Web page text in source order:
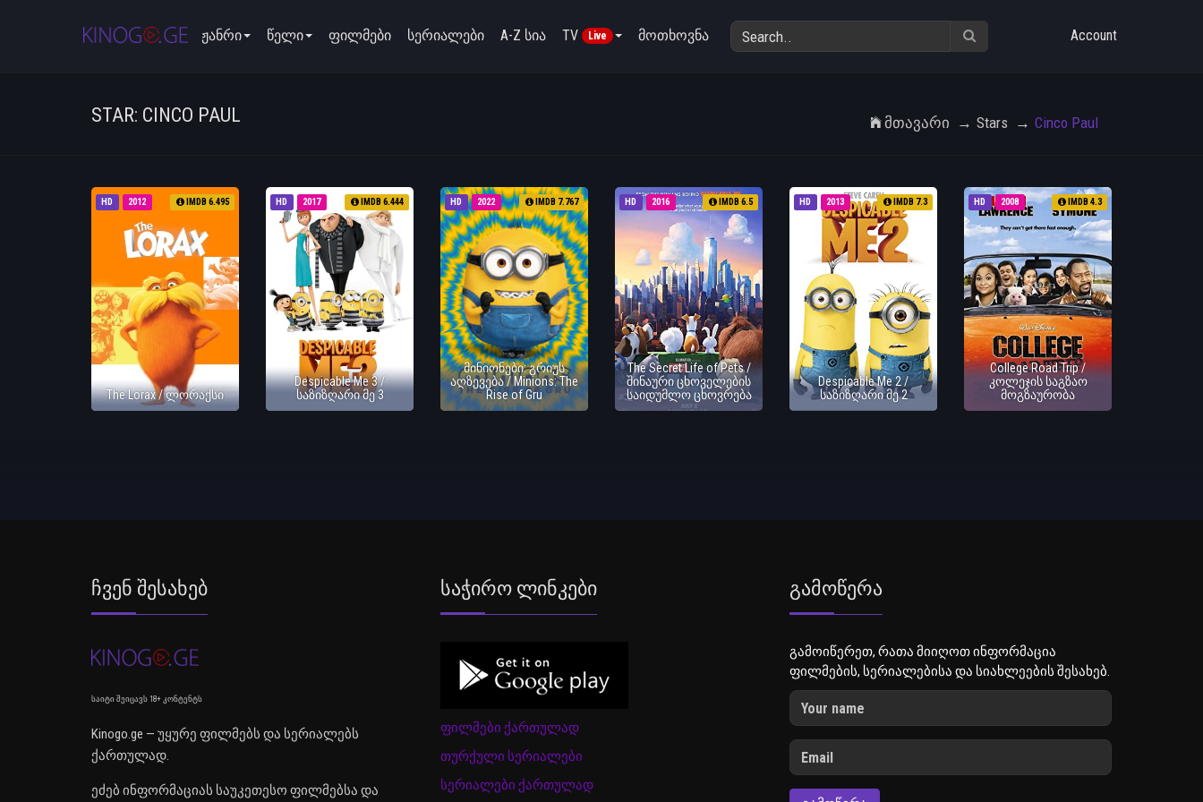
ჟანრი წელი ფილმები სერიალები A-Z სია TV Live მოთხოვნა Account
STAR: CINCO PAUL Მთავარი Stars Cinco Paul
HD 2012 IMDB 6.495
The Lorax / ლორაქსი
HD 2017 IMDB 6.444
Despicable Me 3 /
საზიზღარი მე 3
HD 2022 IMDB 7.767
მინიონები: გრიუს
აღზევება / Minions: The
Rise of Gru
HD 2016 IMDB 6.5
The Secret Life of Pets /
შინაური ცხოველების
საიდუმლო ცხოვრება
HD 2013 IMDB 7.3
Despicable Me 2 /
საზიზღარი მე 2
HD 2008 IMDB 4.3
College Road Trip /
კოლეჯის საგზაო
მოგზაურობა
Ჩვენ Შესახებ
საიტი შეიცავს 18+ კონტენტს
Kinogo.ge — უყურე ფილმებს და სერიალებს
ქართულად.
ეძებ ინფორმაციას საუკეთესო ფილმებსა და
Საჭირო Ლინკები
ფილმები ქართულად
თურქული სერიალები
სერიალები ქართულად
Გამოწერა
გამოიწერეთ, რათა მიიღოთ ინფორმაცია
ფილმების, სერიალებისა და სიახლეების შესახებ.